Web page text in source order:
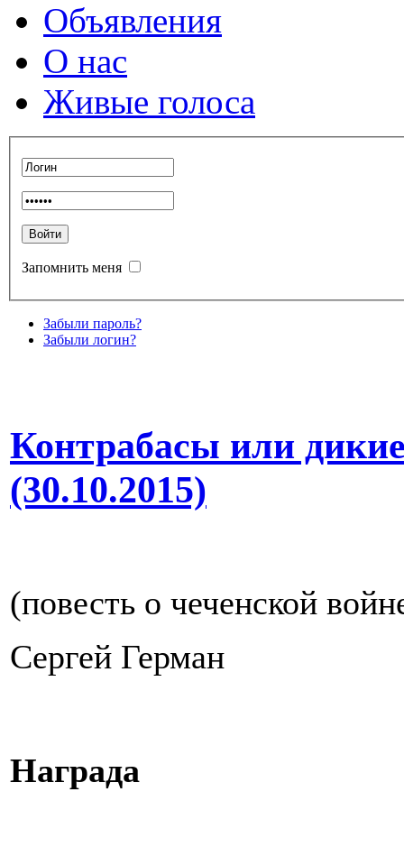
Объявления
О нас
Живые голоса
Запомнить меня
Забыли пароль?
Забыли логин?
Контрабасы или
(30.10.2015)
(повесть о чеченской
Сергей Герман
Награда